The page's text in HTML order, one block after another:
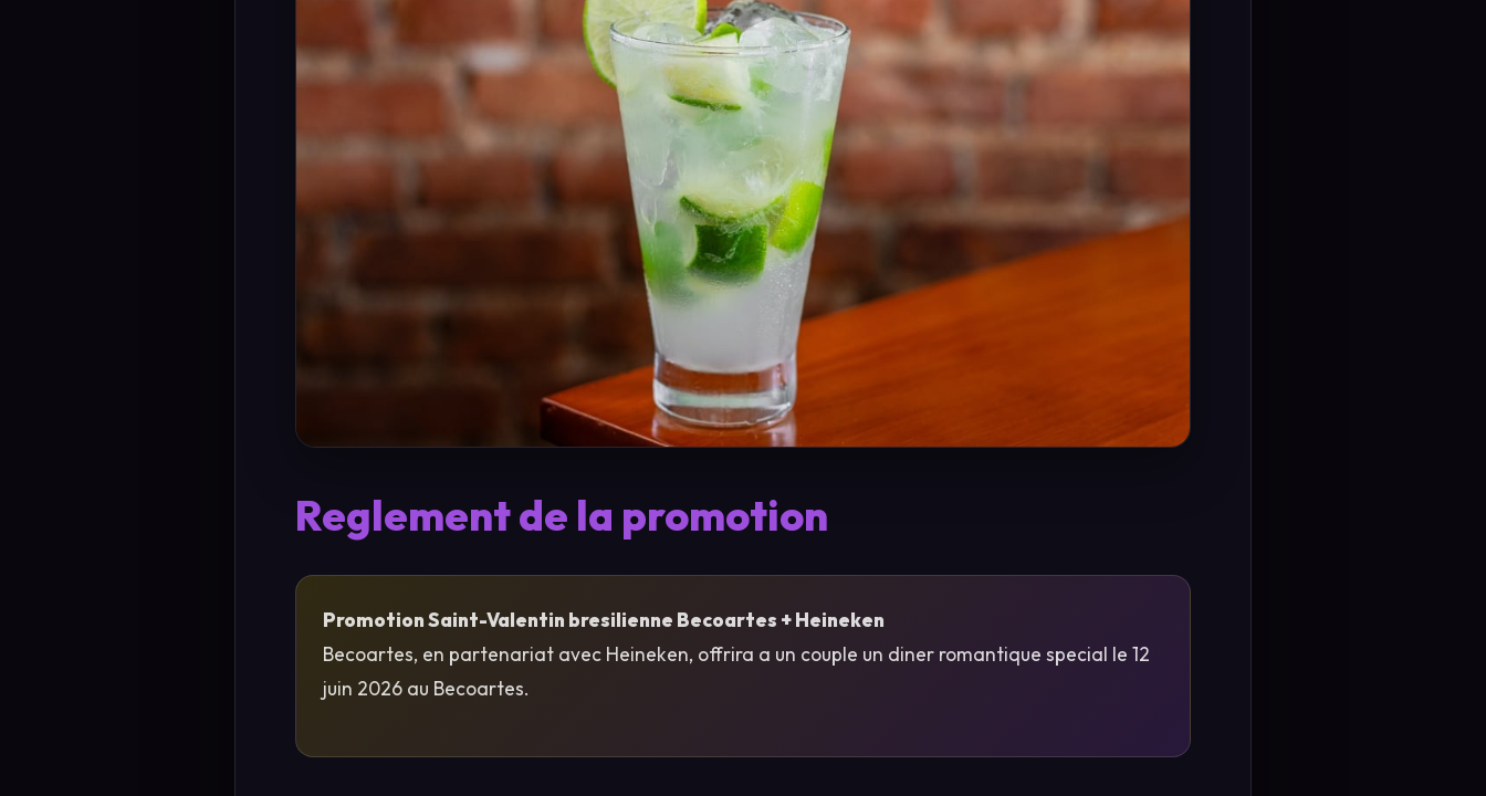
Reglement de la promotion
Promotion Saint-Valentin bresilienne Becoartes + Heineken
Becoartes, en partenariat avec Heineken, offrira a un couple un diner romantique special le 12
juin 2026 au Becoartes.